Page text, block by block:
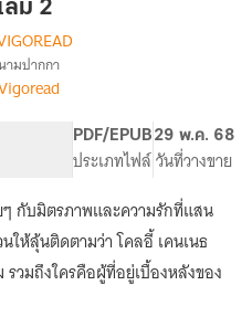
ล่ม 2
เรื่องRadiance
of
ประกาย
สี
เงิน
ามปากกา
ดับเนื้อหา
PDF/EPUB
ประเภทไฟล์
29 พ.ค. 68
วันที่วางขาย
กับมิตรภาพและความรักที่แสน
ให้ลุ้นติดตามว่า โคลอี้ เคนเนธ
รวมถึงใครคือผู้ที่อยู่เบื้องหลังของ